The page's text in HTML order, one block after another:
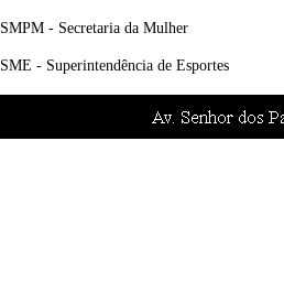
SMPM - Secretaria da Mulher
SME - Superintendência de Esportes